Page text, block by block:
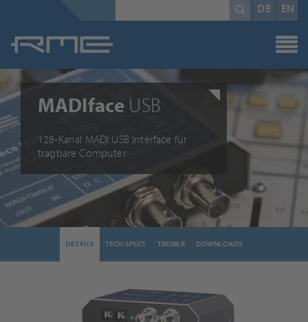
DE EN
MADIface USB
128-Kanal MADI USB Interface für
tragbare Computer
DETAILS TECH-SPECS TREIBER DOWNLOADS